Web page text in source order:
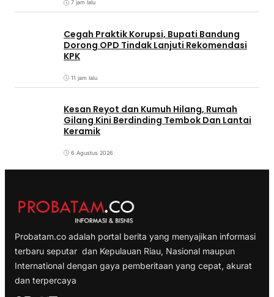
7 jam lalu
Cegah Praktik Korupsi, Bupati Bandung
Dorong OPD Tindak Lanjuti Rekomendasi
KPK
11 jam lalu
Kesan Reyot dan Kumuh Hilang, Rumah
Gilang Kini Berdinding Tembok Dan Lantai
Keramik
6 Agustus 2026
Probatam.co adalah portal berita yang menyajikan informasi
terbaru seputar dan Kepulauan Riau, Nasional maupun
International dengan gaya pemberitaan yang cepat, akurat
dan terpercaya